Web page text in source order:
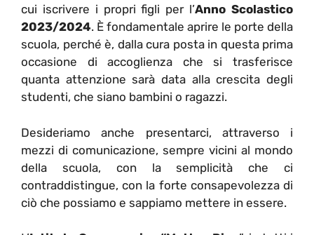
cui iscrivere i propri figli per l’Anno Scolastico
2023/2024. È fondamentale aprire le porte della
scuola, perché è, dalla cura posta in questa prima
occasione di accoglienza che si trasferisce
quanta attenzione sarà data alla crescita degli
studenti, che siano bambini o ragazzi.
Desideriamo anche presentarci, attraverso i
mezzi di comunicazione, sempre vicini al mondo
della scuola, con la semplicità che ci
contraddistingue, con la forte consapevolezza di
ciò che possiamo e sappiamo mettere in essere.